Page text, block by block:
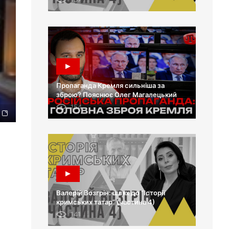
Пропаганда Кремля сильніша за
зброю? Пояснює Олег Магалецький
154
Валерій Возгрін: шлях до “Історії
кримських татар” (частина 4)
141